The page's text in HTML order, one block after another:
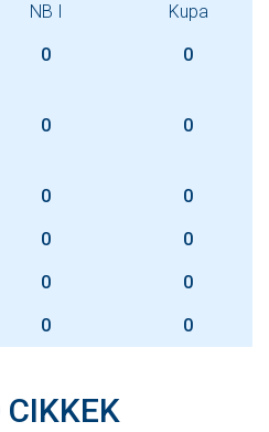
NB I
Kupa
0 0
0 0
0 0
0 0
0 0
0 0
CIKKEK